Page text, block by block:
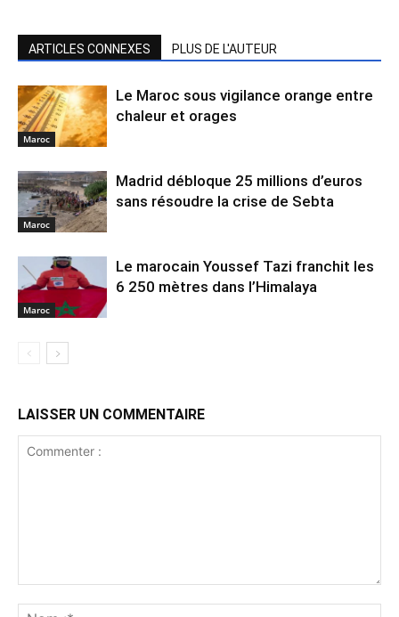
ARTICLES CONNEXES PLUS DE L'AUTEUR
Maroc
Le Maroc sous vigilance orange entre
chaleur et orages
Maroc
Madrid débloque 25 millions d’euros
sans résoudre la crise de Sebta
Maroc
Le marocain Youssef Tazi franchit les
6 250 mètres dans l’Himalaya
LAISSER UN COMMENTAIRE